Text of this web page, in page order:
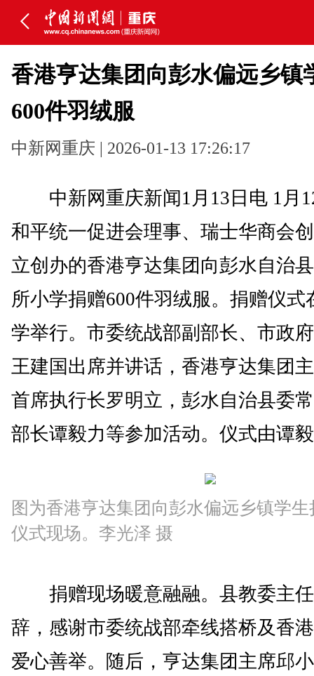
香港亨达集团向彭水偏远乡镇
600件羽绒服
中新网重庆 | 2026-01-13 17:26:17
中新网重庆新闻1月13日电 1月
和平统一促进会理事、瑞士华商会
立创办的香港亨达集团向彭水自治
所小学捐赠600件羽绒服。捐赠仪式
学举行。市委统战部副部长、市政
王建国出席并讲话，香港亨达集团
首席执行长罗明立，彭水自治县委
部长谭毅力等参加活动。仪式由谭
图为香港亨达集团向彭水偏远乡镇学
仪式现场。李光泽 摄
捐赠现场暖意融融。县教委主任
辞，感谢市委统战部牵线搭桥及香
爱心善举。随后，亨达集团主席邱